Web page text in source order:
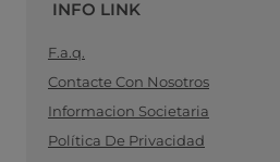
INFO LINK
F.a.q.
Contacte Con Nosotros
Informacion Societaria
Política De Privacidad